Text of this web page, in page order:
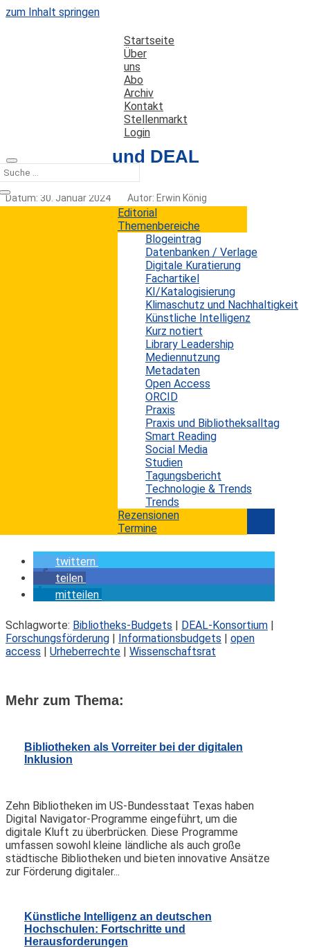
zum Inhalt springen
Startseite
Über
uns
Abo
Archiv
Kontakt
Stellenmarkt
Login
Editorial
Themenbereiche
Blogeintrag
Datenbanken / Verlage
Digitale Kuratierung
Fachartikel
KI/Katalogisierung
Klimaschutz und Nachhaltigkeit
Künstliche Intelligenz
Kurz notiert
Library Leadership
Mediennutzung
Metadaten
Open Access
ORCID
Praxis
Praxis und Bibliotheksalltag
Smart Reading
Social Media
Studien
Tagungsbericht
Technologie & Trends
Trends
Rezensionen
Termine
Open Acces und DEAL
Datum: 30. Januar 2024
Autor: Erwin König
Prof. Dr. Gerard Meijer, Direktor der Abteilung für
Molekülphysik am Fritz-Haber-Institut der Max-
Planck-Gesellschaft, Mitglied des
Wissenschaftsrats und stellvertretender Sprecher
des DEAL-Konsortiums, geht in einem Interview
auf die Bedeutung von Open Access und den
Vereinbarungen zwischen dem DEAL Konsortium
und den großen Wissenschaftsverlagen Elsevier,
Wiley und Springer Nature ein.1
Um den Artikel in voller Länge lesen zu können,
benötigen Sie ein Abo. JetztAbo abschließen
bestehendem Konto anmelden!
twittern
teilen
mitteilen
Schlagworte: Bibliotheks-Budgets | DEAL-Konsortium |
Forschungsförderung | Informationsbudgets | open
access | Urheberrechte | Wissenschaftsrat
Mehr zum Thema:
Bibliotheken als Vorreiter bei der digitalen
Inklusion
Zehn Bibliotheken im US-Bundesstaat Texas haben
Digital Navigator-Programme eingeführt, um die
digitale Kluft zu überbrücken. Diese Programme
umfassen sowohl kleine ländliche als auch große
städtische Bibliotheken und bieten innovative Ansätze
zur Förderung digitaler...
Künstliche Intelligenz an deutschen
Hochschulen: Fortschritte und
Herausforderungen